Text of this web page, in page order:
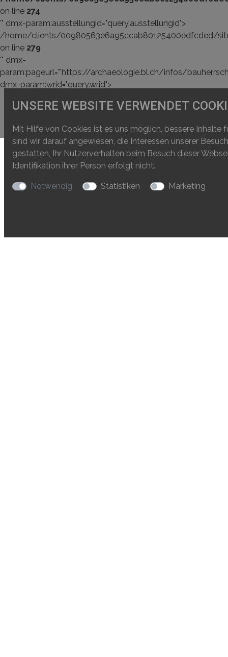
on line 274
'" dmx-param:ausstellungid="query.ausstellungid">
/home/clients/00980563e6a95ccab80125400edfcded/
on line 279
'" dmx-
param:pageurl="'https://archaeologie.bl.ch/infos/
dmx-param:wrid="query.wrid">
UNSERE WEBSITE VERWENDET
Mit Hilfe von Cookies ist es uns möglich, bessere Inhalte
sind wir darauf angewiesen, die Interessen unserer
gestatten, Ihr Nutzerverhalten beim Besuch dieser
Identifikation ihrer Person erfolgt nicht.
Notwendig Statistiken Marketing